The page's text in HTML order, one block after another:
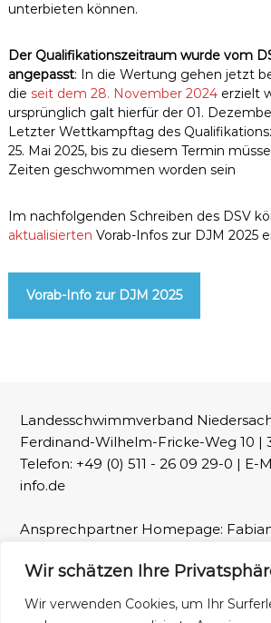
Wir schätzen Ihre
Wir verwenden Cookies, um Ihr
unterbieten können.
Der Qualifikationszeitraum wurde vom
angepasst: In die Wertung gehen jetzt
die seit dem 28. November 2024erzielt
ursprünglich galt hierfür der 01.
Letzter Wettkampftag des
25. Mai 2025, bis zu diesem Termin
Zeiten geschwommen worden sein
Im nachfolgenden Schreiben des DSV
aktualisierten Vorab-Infos zur DJM 2025
Vorab-Info zur DJM 2025
Landesschwimmverband
Ferdinand-Wilhelm-Fricke-Weg 10 |
Telefon: +49 (0) 511 - 26 09 29-0 | E-
info.de
Ansprechpartner Homepage:
Fotos: LSN und Patrick Wallbaum